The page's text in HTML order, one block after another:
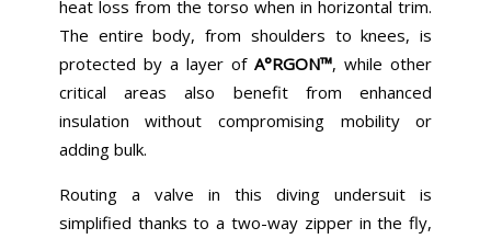
heat loss from the torso when in horizontal trim.
The entire body, from shoulders to knees, is
protected by a layer ofA°RGON™, while other
critical areas also benefit from enhanced
insulation without compromising mobility or
adding bulk.
Routing a valve in this diving undersuit is
simplified thanks to a two-way zipper in the fly,